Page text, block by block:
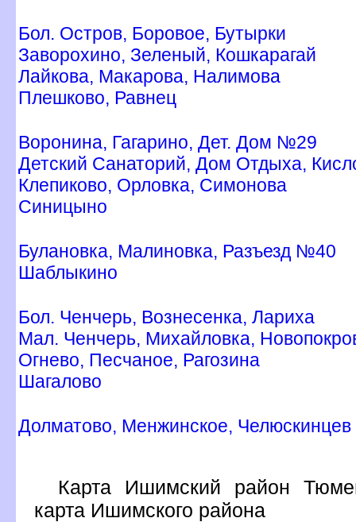
Бол. Остров, Боровое, Бутырки
Заворохино, Зеленый, Кошкарагай
Лайкова, Макарова, Налимова
Плешково, Равнец
оронина, Гагарино, Дет. Дом №29
Детский Санаторий, Дом Отдыха,
Клепиково, Орловка, Симонова
Синицыно
Булановка, Малиновка, Разъезд №40
Шаблыкино
Бол. Ченчерь, Вознесенка, Лариха
Мал. Ченчерь, Михайловка,
Огнево, Песчаное, Рагозина
Шагалово
Долматово, Менжинское, Челюскинце
Карта Ишимский район
карта Ишимского района